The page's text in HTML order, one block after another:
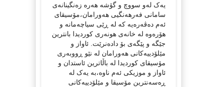
یەک لەو سووچ و گۆشە هەرە زەنگینانەی
سامانی فەرهەنگیی هەورامان،مۆسیقای
ئەم دەڤەرەیە کە لە ڕێی سیاچەمانە و
هۆرەوە لە خانەی هونەری کوردیدا بانترین
جێگە و پێگەی بۆ دادەنرێت. ئاواز و
مێلۆدییەکانی هەورامان لە نێو ڕووبەری
مۆسیقای کوردیدا لە باڵاترین ئاستدان و
ئاواز و موزیکی ئەم ناوە،بە یەک لە
ڕەسەنترین مۆسیقا و مێلۆدییەکانی